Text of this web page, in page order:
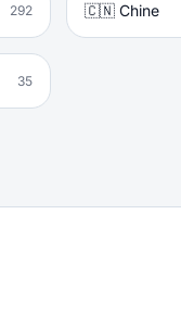
292 🇨🇳 Chine
35